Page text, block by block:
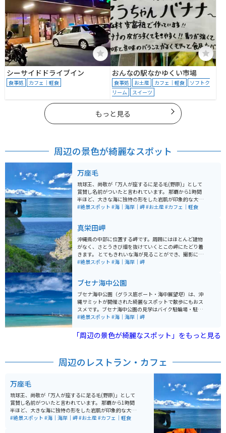
シーサイドドライブイン
食事処 カフェ｜軽食
おんなの駅なかゆくい市場
食事処 お土産 カフェ｜軽食
ソフトク
リーム
スイーツ
もっと見る
周辺の景色が綺麗なスポット
万座毛
琉球王、尚敬が「万人が座するに足る毛(野原)」として
賞賛し名前がついたと言われています。 那覇から1時間
半ほど、大きな海に独特の形をした岩肌が印象的な大自
然スポットで、夕陽も綺麗です。 1人で景色を眺めるも
り食事処や土産物もあります。万座毛限定の切手自販機
があります。遊歩道観覧料は100円です。
#絶景スポット #海｜海岸｜岬#お土産#カフェ｜軽食
真栄田岬
沖縄県の中部に位置する岬です。周囲にはほとんど建物
がなく、さとうきび畑を抜けていくとこの岬にたどり着
きます。 とてもきれいな海が見ることができ、撮影には
バッチリです。 1人で行って黄昏るのも良いですが、カ
#絶景スポット #海｜海岸｜岬
ブセナ海中公園
ブセナ海中公園（グラス底ボート・海中展望塔）は、沖
縄サミットが開催された綺麗なスポットで散歩にもおス
スメです。ブセナ海中公園の見学はバイク駐輪場・駐車
場が無料です。監視員に「ブセナ海中公園に遊びに来ま
ャトルバス（20分間隔で運行）が利用でき、海中展望塔
へは徒歩またはシャトルバスを利用します。展望塔の窓
#絶景スポット #海｜海岸｜岬
「周辺の景色が綺麗なスポット」をもっと見る
周辺のレストラン・カフェ
万座毛
琉球王、尚敬が「万人が座するに足る毛(野原)」として
賞賛し名前がついたと言われています。 那覇から1時間
半ほど、大きな海に独特の形をした岩肌が印象的な大自
然スポットで、夕陽も綺麗です。 1人で景色を眺めるも
#絶景スポット #海｜海岸｜岬#お土産#カフェ｜軽食